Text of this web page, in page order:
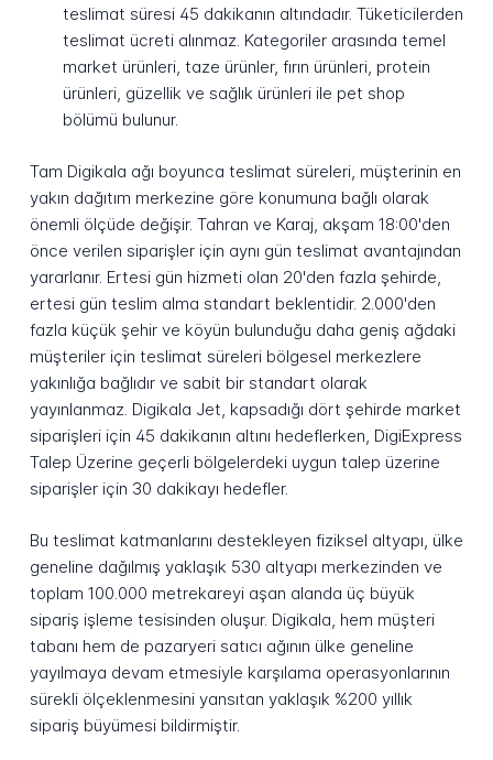
teslimat süresi 45 dakikanın altındadır. Tüketicilerden
teslimat ücreti alınmaz. Kategoriler arasında temel
market ürünleri, taze ürünler, fırın ürünleri, protein
ürünleri, güzellik ve sağlık ürünleri ile pet shop
bölümü bulunur.
Tam Digikala ağı boyunca teslimat süreleri, müşterinin en
yakın dağıtım merkezine göre konumuna bağlı olarak
önemli ölçüde değişir. Tahran ve Karaj, akşam 18:00'den
önce verilen siparişler için aynı gün teslimat avantajından
yararlanır. Ertesi gün hizmeti olan 20'den fazla şehirde,
ertesi gün teslim alma standart beklentidir. 2.000'den
fazla küçük şehir ve köyün bulunduğu daha geniş ağdaki
müşteriler için teslimat süreleri bölgesel merkezlere
yakınlığa bağlıdır ve sabit bir standart olarak
yayınlanmaz. Digikala Jet, kapsadığı dört şehirde market
siparişleri için 45 dakikanın altını hedeflerken, DigiExpress
Talep Üzerine geçerli bölgelerdeki uygun talep üzerine
siparişler için 30 dakikayı hedefler.
Bu teslimat katmanlarını destekleyen fiziksel altyapı, ülke
geneline dağılmış yaklaşık 530 altyapı merkezinden ve
toplam 100.000 metrekareyi aşan alanda üç büyük
sipariş işleme tesisinden oluşur. Digikala, hem müşteri
tabanı hem de pazaryeri satıcı ağının ülke geneline
yayılmaya devam etmesiyle karşılama operasyonlarının
sürekli ölçeklenmesini yansıtan yaklaşık %200 yıllık
sipariş büyümesi bildirmiştir.